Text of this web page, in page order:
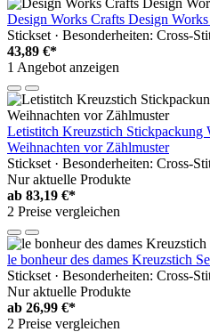
Design Works Crafts Design
Stickset · Besonderheiten: Cross-
43,89 €*
1 Angebot anzeigen
Letistitch Kreuzstich Stickpackung
Weihnachten vor Zählmuster
Stickset · Besonderheiten: Cross-
Nur aktuelle Produkte
ab 83,19 €*
2 Preise vergleichen
le bonheur des dames Kreuzstich
Stickset · Besonderheiten: Cross-
Nur aktuelle Produkte
ab 26,99 €*
2 Preise vergleichen